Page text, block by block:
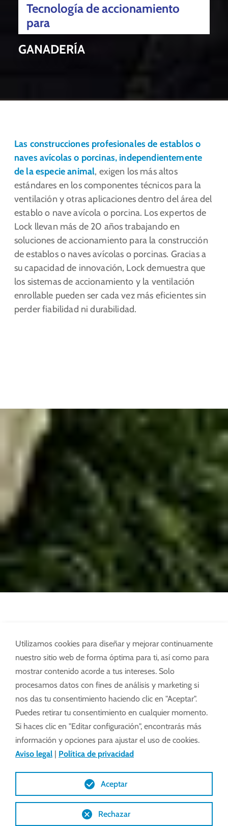
GANADERÍA
Tecnología de accionamiento
para
Las construcciones profesionales de establos o
naves avícolas o porcinas, independientemente
de la especie animal, exigen los más altos
estándares en los componentes técnicos para la
ventilación y otras aplicaciones dentro del área del
establo o nave avícola o porcina. Los expertos de
Lock llevan más de 20 años trabajando en
soluciones de accionamiento para la construcción
de establos o naves avícolas o porcinas. Gracias a
su capacidad de innovación, Lock demuestra que
los sistemas de accionamiento y la ventilación
enrollable pueden ser cada vez más eficientes sin
perder fiabilidad ni durabilidad.
especies ganaderas
Tanto en granjas lecheras como porcinas o
avícolas, los accionamientos Lock están siempre a
la vanguardia. Le ofrecemos la solución ideal para
su establo, nave avícola o porcina.
Esto incluye
Utilizamos cookies para diseñar y mejorar continuamente
nuestro sitio web de forma óptima para ti, así como para
mostrar contenido acorde a tus intereses. Solo
procesamos datos con fines de análisis y marketing si
nos das tu consentimiento haciendo clic en "Aceptar".
Puedes retirar tu consentimiento en cualquier momento.
Si haces clic en "Editar configuración", encontrarás más
información y opciones para ajustar el uso de cookies.
Aviso legal | Política de privacidad
Rechazar
Aceptar